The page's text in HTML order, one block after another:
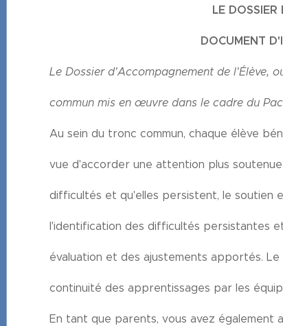
LE
DOCUMENT
Le Dossier d'Accompagnement de l'Élève,
commun mis en œuvre dans le cadre du
Au sein du tronc commun, chaque élève
vue d'accorder une attention plus
difficultés et qu'elles persistent, le soutien
l'identification des difficultés persistantes
évaluation et des ajustements apportés.
continuité des apprentissages par les
En tant que parents, vous avez également